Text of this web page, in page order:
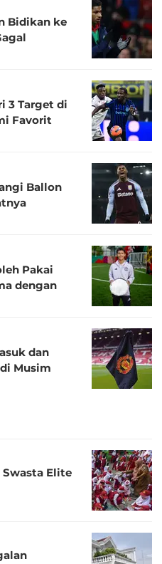
Bidikan ke
3 Target di
Favorit
Ballon
Pakai
dengan
dan
Musim
Swasta Elite